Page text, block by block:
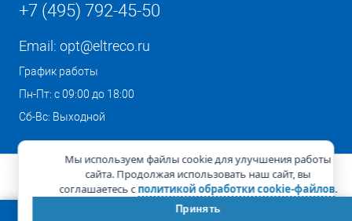
+7 (495) 792-45-50
Email: opt@eltreco.ru
График работы
Пн-Пт: с 09:00 до 18:00
Сб-Вс: Выходной
Мы используем файлы cookie для улучшения работы
сайта. Продолжая использовать наш сайт, вы
соглашаетесь сполитикой обработки cookie-файлов.
Принять